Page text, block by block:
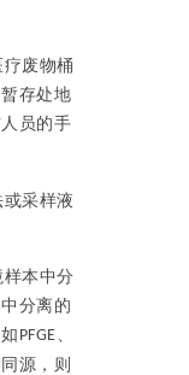
废物桶
存处地
员的手
采样液
本中分
分离的
PFGE、
源，则